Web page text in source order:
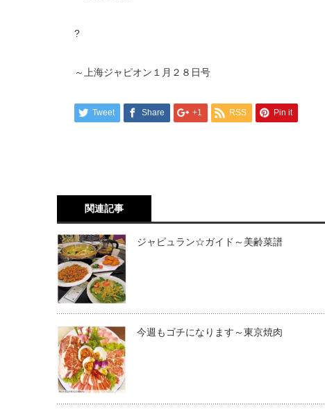
?
～上海ジャピオン１月２８日号
Tweet Share +1 RSS Pin it
関連記事
ジャピュラン☆ガイド～美齢菜譜
今週もゴチになります～東京焼肉